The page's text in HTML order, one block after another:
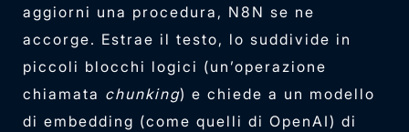
aggiorni una procedura, N8N se ne
accorge. Estrae il testo, lo suddivide in
piccoli blocchi logici (un’operazione
chiamata chunking) e chiede a un modello
di embedding (come quelli di OpenAI) di